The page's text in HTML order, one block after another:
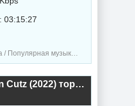
03:15:27
музыка / Музыка VA
Whoopty - Modern Cutz (2022) торрент